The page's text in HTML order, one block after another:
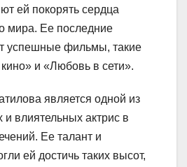
ей покорять сердца
мира. Ее последние
успешные фильмы, такие
и «Любовь в сети».
является одной из
влиятельных актрис в
Ее талант и
ей достичь таких высот,